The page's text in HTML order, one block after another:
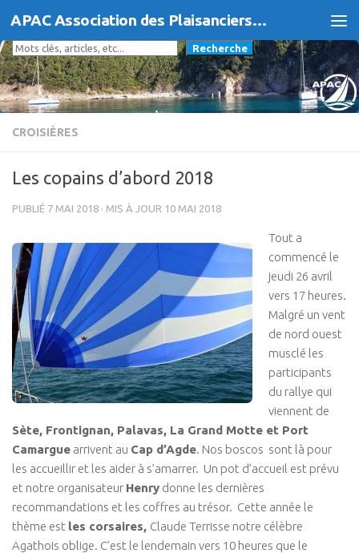
Skip to content APAC Association des Plaisanciers d'Agde et du Cap
Rechercher
Recherche
CROISIÈRES
Les copains d’abord 2018
PUBLIÉ 7 MAI 2018 · MIS À JOUR 10 MAI 2018
Tout a
commencé le
jeudi 26 avril
vers 17 heures.
Malgré un vent
de nord ouest
musclé les
participants
du rallye qui
viennent de
Sète, Frontignan, Palavas, La Grand Motte et Port
Camargue arrivent au Cap d’Agde. Nos boscos sont là pour
les accueillir et les aider à s’amarrer. Un pot d’accueil est prévu
et notre organisateur Henry donne les dernières
recommandations et les coffres au trésor. Cette année le
thème est les corsaires, Claude Terrisse notre célèbre
Agathois oblige. C’est le lendemain vers 10 heures que le